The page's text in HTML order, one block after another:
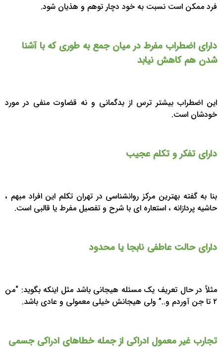
فرد ممکن است نسبت به خود دچار توهم و هذیان شود.
دارای اضطراب مفرط در میان جمع به طوری که با آشنا
شدن هم کاهش نیابد
این اضطراب بیشتر ترس از بدگمانی و نه قضاوت منفی در مورد
خودشان است.
دارای تفکر و تکلم عجیب
بنا به گفته بهترین مرکز روانشناسی در تهران تکلم این افراد مبهم ،
حاشیه پردازانه ، استعاره ای با شرح و تفصیل مفرط یا قالبی است.
دارای حالت عاطفی نابجا یا محدود
مثلاً در حال تعریف یک مسئله هیجانی باشد مثل اینکه بگوید: “من
۲ تا جن آوردم و..” ولی هیجانش خیلی معمولی و عادی باشد.
تجارب غیر معمول ادراکی از جمله خطاهای ادراکی جسمی